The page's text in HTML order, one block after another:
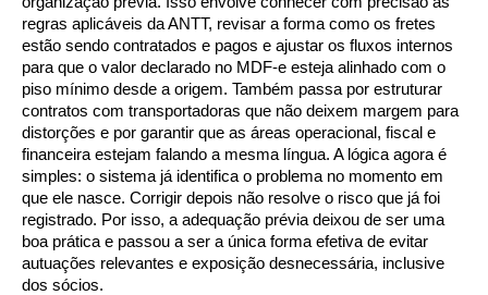
regras aplicáveis da ANTT, revisar a forma como os fretes
estão sendo contratados e pagos e ajustar os fluxos internos
para que o valor declarado no MDF-e esteja alinhado com o
piso mínimo desde a origem. Também passa por estruturar
contratos com transportadoras que não deixem margem para
distorções e por garantir que as áreas operacional, fiscal e
financeira estejam falando a mesma língua. A lógica agora é
simples: o sistema já identifica o problema no momento em
que ele nasce. Corrigir depois não resolve o risco que já foi
registrado. Por isso, a adequação prévia deixou de ser uma
boa prática e passou a ser a única forma efetiva de evitar
autuações relevantes e exposição desnecessária, inclusive
dos sócios.